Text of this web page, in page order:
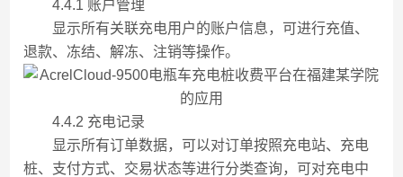
4.4.1 账户管理
显示所有关联充电用户的账户信息，可进行充值、
退款、冻结、解冻、注销等操作。
4.4.2 充电记录
显示所有订单数据，可以对订单按照充电站、充电
桩、支付方式、交易状态等进行分类查询，可对充电中